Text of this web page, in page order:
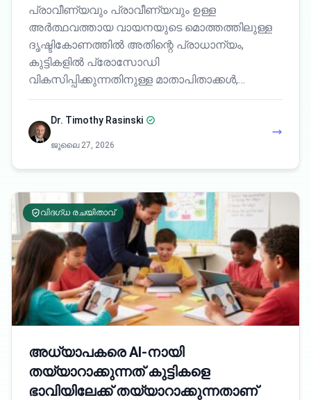
പ്രാവീണ്യവും പ്രാവീണ്യവും ഉള്ള
അർത്ഥവത്തായ വായനയുടെ മൊത്തത്തിലുള്ള
ദൃഷ്ടികോണത്തിൽ അതിന്റെ പ്രാധാന്യം,
കുട്ടികളിൽ പ്രോസോഡി
വികസിപ്പിക്കുന്നതിനുള്ള മാതാപിതാക്കൾ,…
Dr. Timothy Rasinski
ജൂലൈ 27, 2026
വിദഗ്ധ രചയിതാവ്
അധ്യാപകരെ AI-നായി
തയ്യാറാക്കുന്നത് കുട്ടികളെ
ഭാവിയിലേക്ക് തയ്യാറാക്കുന്നതാണ്